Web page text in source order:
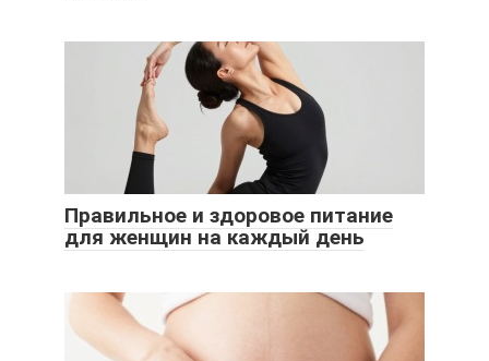
Правильное и здоровое питание
для женщин на каждый день